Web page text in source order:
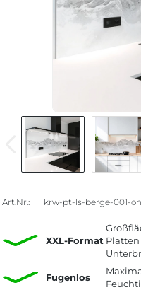
Art.Nr.: krw-pt-ls-berge-001-
XXL-Format
Fugenlos